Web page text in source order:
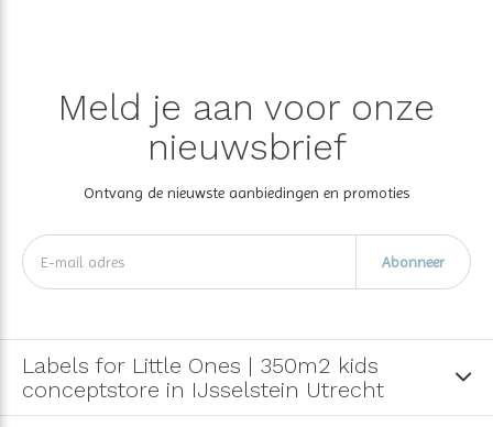
Meld je aan voor onze
nieuwsbrief
Ontvang de nieuwste aanbiedingen en promoties
Abonneer
Labels for Little Ones | 350m2 kids
conceptstore in IJsselstein Utrecht